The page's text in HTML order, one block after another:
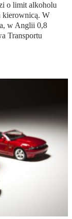
o limit alkoholu
kierownicą. W
w Anglii 0,8
Transportu